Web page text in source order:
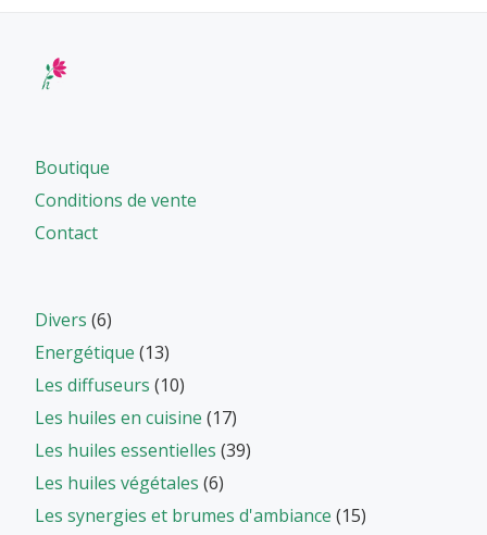
Boutique
Conditions de vente
Contact
Divers (6)
Energétique (13)
Les diffuseurs (10)
Les huiles en cuisine (17)
Les huiles essentielles (39)
Les huiles végétales (6)
Les synergies et brumes d'ambiance (15)